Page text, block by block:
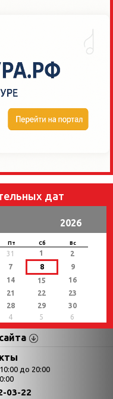
дат
2026
Пт Сб Вс
31 1
2
7 8
9
14 15
16
21 22
23
28 29
30
4 5 6
Категории
Выставки
до 20:00
03-22